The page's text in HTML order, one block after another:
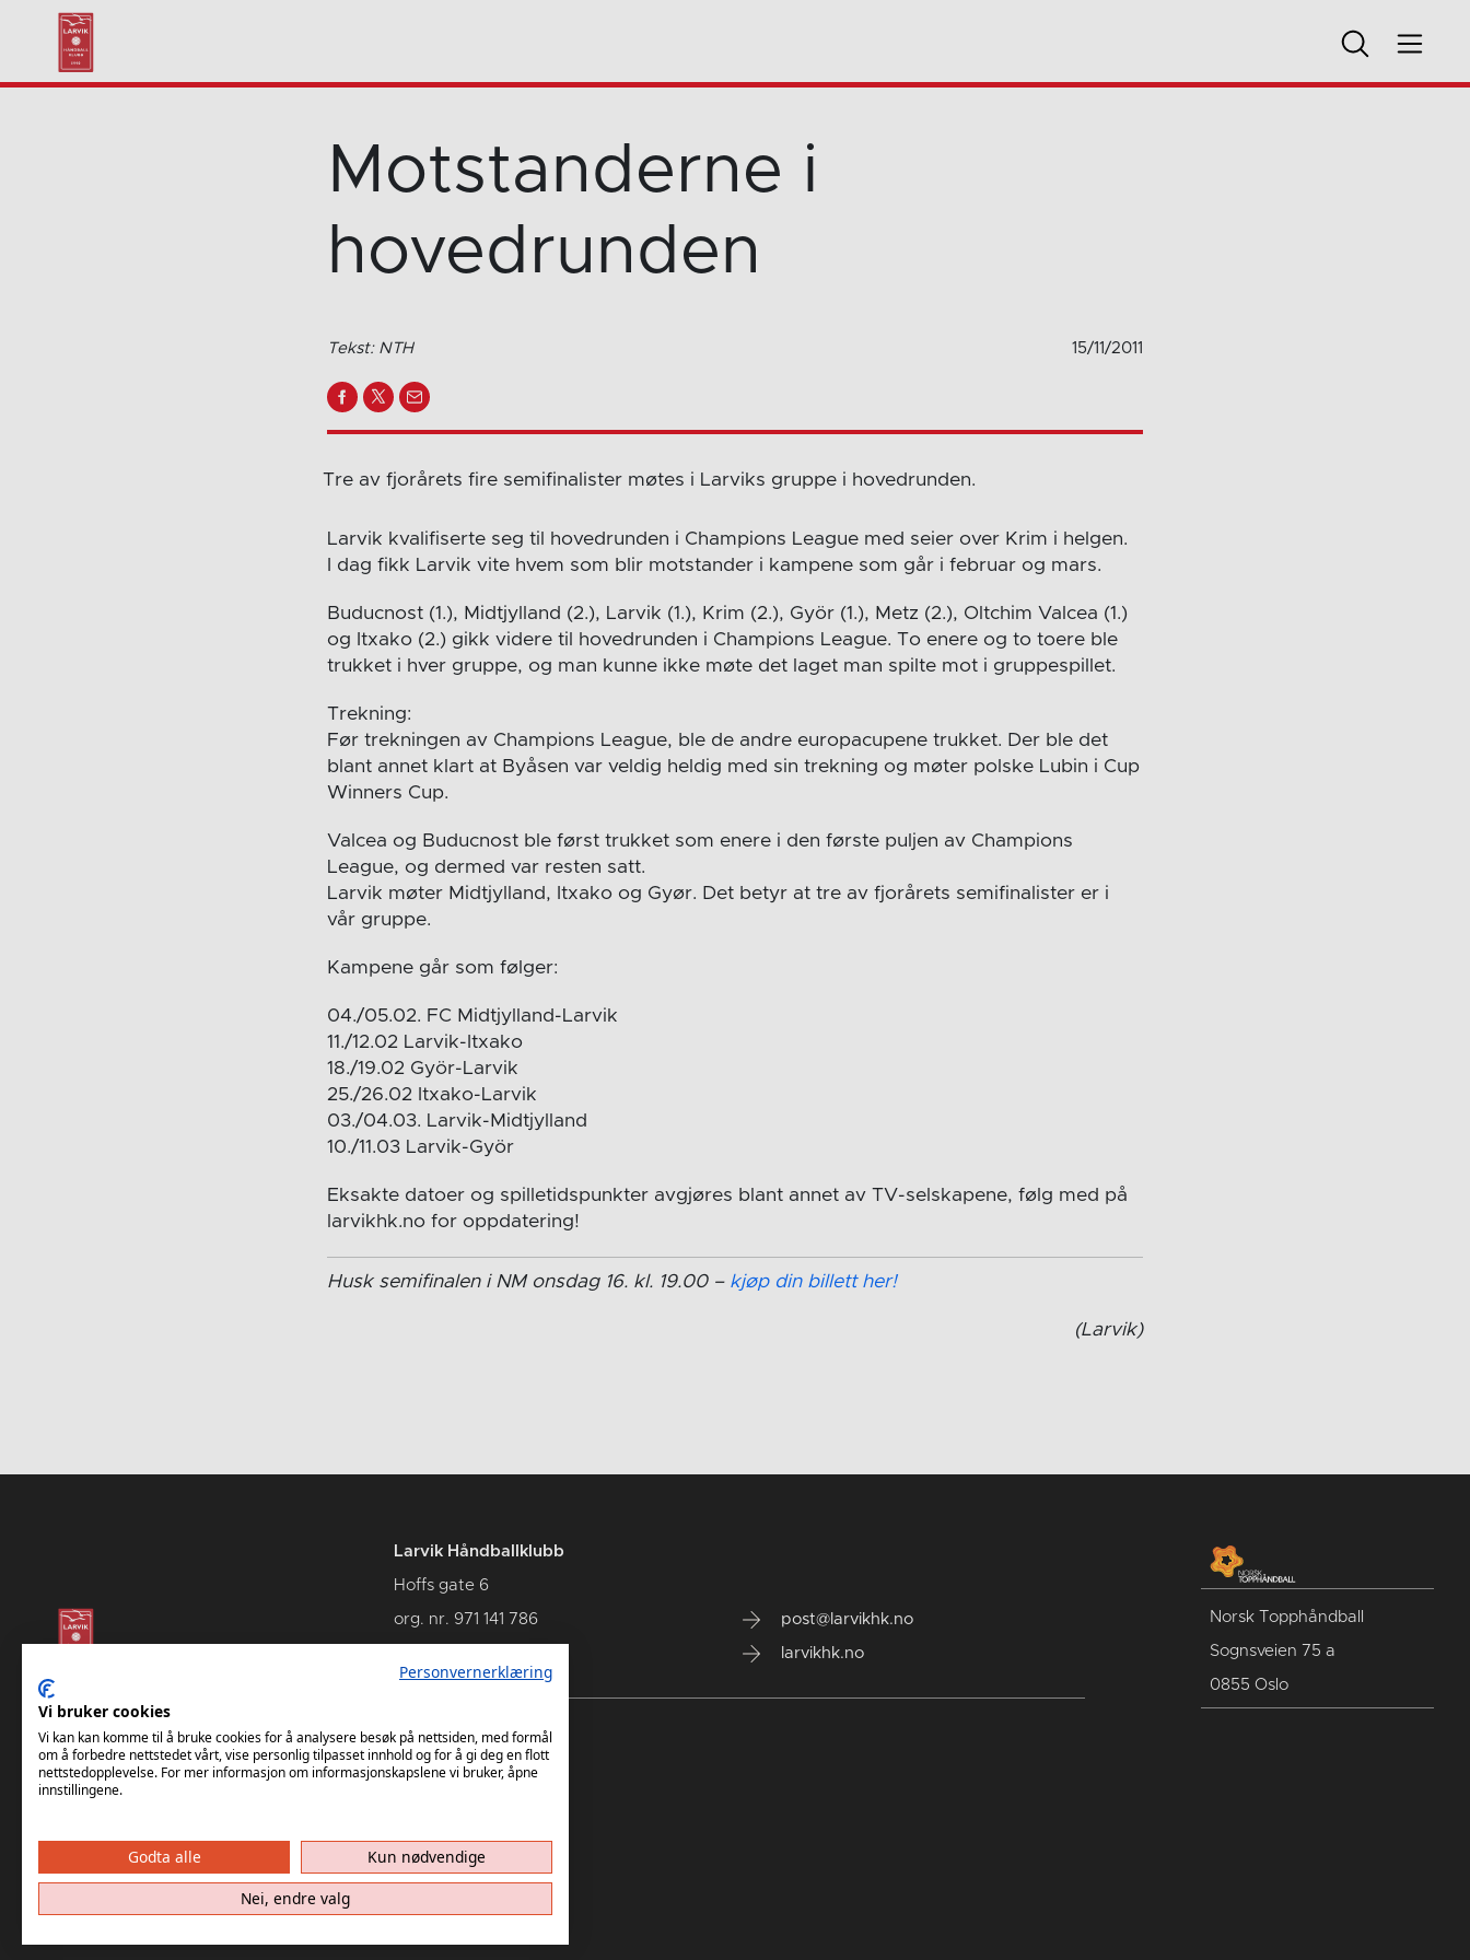
Motstanderne i
hovedrunden
Tekst: NTH 15/11/2011
Tre av fjorårets fire semifinalister møtes i Larviks gruppe i hovedrunden.
Larvik kvalifiserte seg til hovedrunden i Champions League med seier over Krim i helgen.
I dag fikk Larvik vite hvem som blir motstander i kampene som går i februar og mars.
Buducnost (1.), Midtjylland (2.), Larvik (1.), Krim (2.), Györ (1.), Metz (2.), Oltchim Valcea (1.)
og Itxako (2.) gikk videre til hovedrunden i Champions League. To enere og to toere ble
trukket i hver gruppe, og man kunne ikke møte det laget man spilte mot i gruppespillet.
Trekning:
Før trekningen av Champions League, ble de andre europacupene trukket. Der ble det
blant annet klart at Byåsen var veldig heldig med sin trekning og møter polske Lubin i Cup
Winners Cup.
Valcea og Buducnost ble først trukket som enere i den første puljen av Champions
League, og dermed var resten satt.
Larvik møter Midtjylland, Itxako og Gyør. Det betyr at tre av fjorårets semifinalister er i
vår gruppe.
Kampene går som følger:
04./05.02. FC Midtjylland-Larvik
11./12.02 Larvik-Itxako
18./19.02 Györ-Larvik
25./26.02 Itxako-Larvik
03./04.03. Larvik-Midtjylland
10./11.03 Larvik-Györ
Eksakte datoer og spilletidspunkter avgjøres blant annet av TV-selskapene, følg med på
larvikhk.no for oppdatering!
Husk semifinalen i NM onsdag 16. kl. 19.00 – kjøp din billett her!
(Larvik)
Larvik Håndballklubb
Hoffs gate 6
org. nr. 971 141 786 post@larvikhk.no
larvikhk.no
Norsk Topphåndball
Sognsveien 75 a
0855 Oslo
Personvernerklæring
Vi bruker cookies
Vi kan kan komme til å bruke cookies for å analysere besøk på nettsiden, med formål
om å forbedre nettstedet vårt, vise personlig tilpasset innhold og for å gi deg en flott
nettstedopplevelse. For mer informasjon om informasjonskapslene vi bruker, åpne
innstillingene.
Godta alle
Kun nødvendige
Nei, endre valg